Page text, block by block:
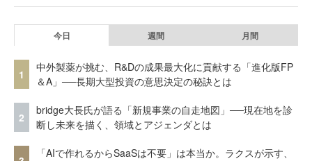
今日 週間 月間
1
中外製薬が挑む、R&Dの成果最大化に貢献する「進化版FP
＆A」──長期大型投資の意思決定の秘訣とは
2
bridge大長氏が語る「新規事業の自走地図」──現在地を診
断し未来を描く、領域とアジェンダとは
「AIで作れるからSaaSは不要」は本当か。ラクスが示す、